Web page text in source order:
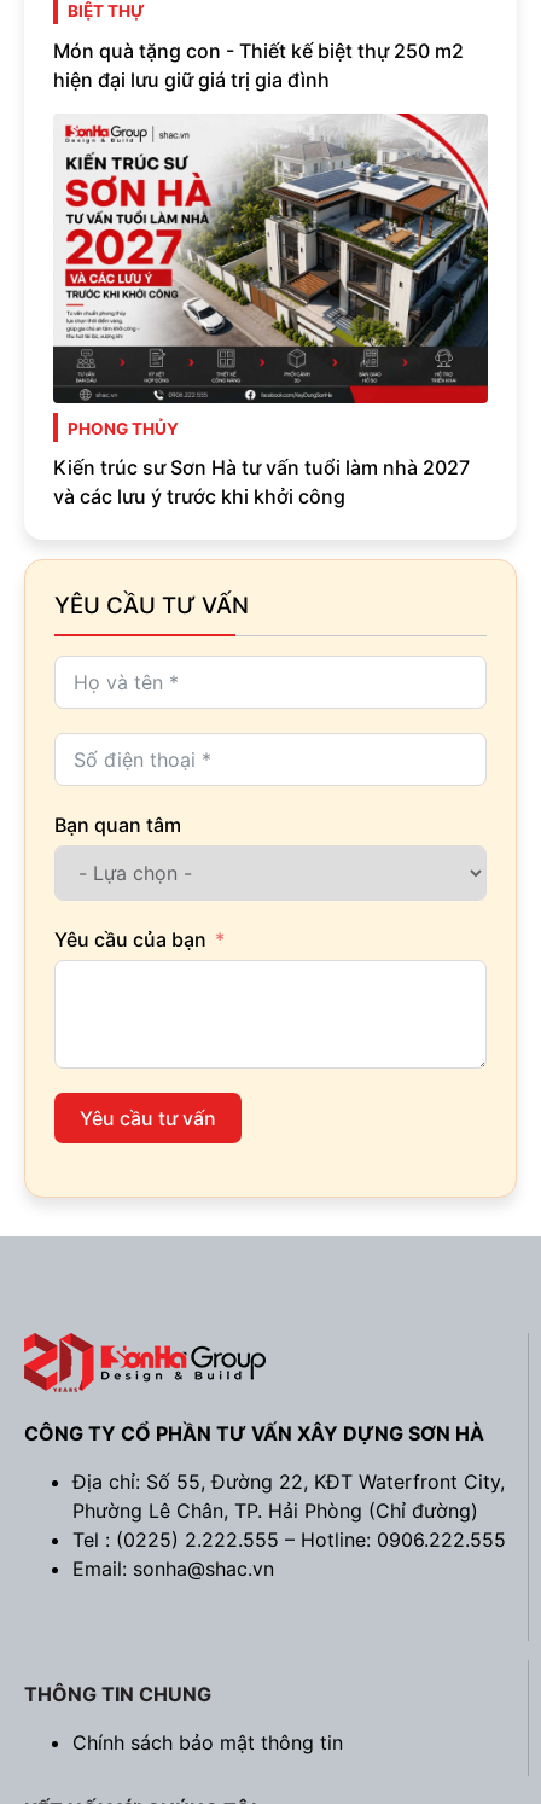
BIỆT THỰ
Món quà tặng con - Thiết kế biệt thự 250 m2
hiện đại lưu giữ giá trị gia đình
PHONG THỦY
Kiến trúc sư Sơn Hà tư vấn tuổi làm nhà 2027
và các lưu ý trước khi khởi công
YÊU CẦU TƯ VẤN
Bạn quan tâm
Yêu cầu của bạn
Yêu cầu tư vấn
CÔNG TY CỔ PHẦN TƯ VẤN XÂY DỰNG SƠN HÀ
Địa chỉ: Số 55, Đường 22, KĐT Waterfront City,
Phường Lê Chân, TP. Hải Phòng (Chỉ đường)
Tel : (0225) 2.222.555 – Hotline: 0906.222.555
Email: sonha@shac.vn
THÔNG TIN CHUNG
Chính sách bảo mật thông tin